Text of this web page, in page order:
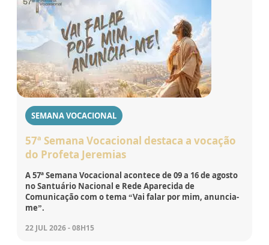
SEMANA VOCACIONAL
57ª Semana Vocacional destaca a vocação
do Profeta Jeremias
A 57ª Semana Vocacional acontece de 09 a 16 de agosto
no Santuário Nacional e Rede Aparecida de
Comunicação com o tema “Vai falar por mim, anuncia-
me”.
22 JUL 2026 - 08H15